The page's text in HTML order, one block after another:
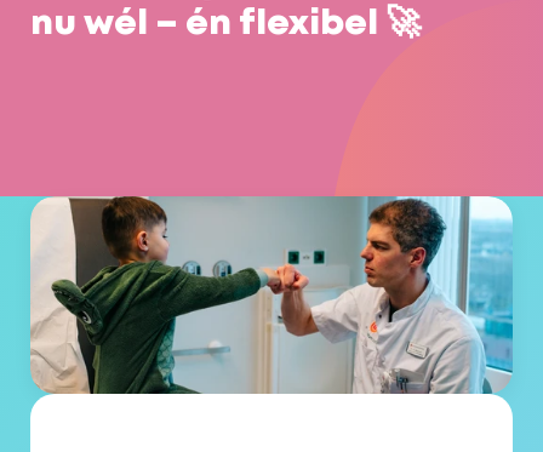
nu wél – én flexibel 🚀